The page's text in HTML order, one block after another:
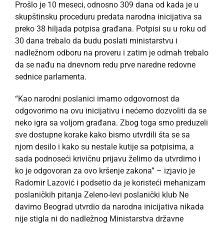
Prošlo je 10 meseci, odnosno 309 dana od kada je u
skupštinsku proceduru predata narodna inicijativa sa
preko 38 hiljada potpisa građana. Potpisi su u roku od
30 dana trebalo da budu poslati ministarstvu i
nadležnom odboru na proveru i zatim je odmah trebalo
da se nađu na dnevnom redu prve naredne redovne
sednice parlamenta.
“Kao narodni poslanici imamo odgovornost da
odgovorimo na ovu inicijativu i nećemo dozvoliti da se
neko igra sa voljom građana. Zbog toga smo preduzeli
sve dostupne korake kako bismo utvrdili šta se sa
njom desilo i kako su nestale kutije sa potpisima, a
sada podnoseći krivičnu prijavu želimo da utvrdimo i
ko je odgovoran za ovo kršenje zakona” – izjavio je
Radomir Lazović i podsetio da je koristeći mehanizam
poslaničkih pitanja Zeleno-levi poslanički klub Ne
davimo Beograd utvrdio da narodna inicijativa nikada
nije stigla ni do nadležnog Ministarstva državne